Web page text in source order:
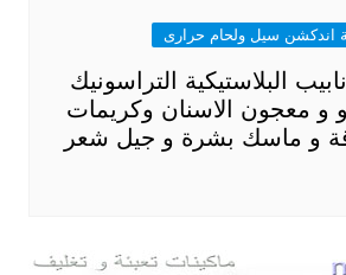
اندكشن سيل ولحام حرارى
البلاستيكية التراسونيك
و معجون الاسنان وكريمات
و ماسك بشرة و جيل شعر